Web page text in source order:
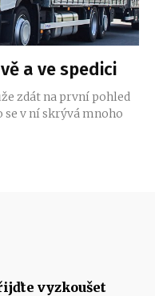
a ve spedici
zdát na první pohled
se v ní skrývá mnoho
vyzkoušet